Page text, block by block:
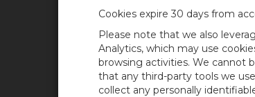
CAMPBELL
Accueil
Produits
News
Blog de
Cookies expire 30 days from
Please note that we also
Analytics, which may use
browsing activities. We cannot
that any third-party tools we
collect any personally